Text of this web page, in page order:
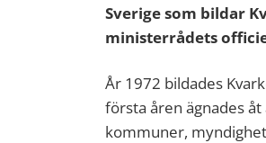
Sverige som bildar
ministerrådets
År 1972 bildades
första åren ägnades
kommuner,